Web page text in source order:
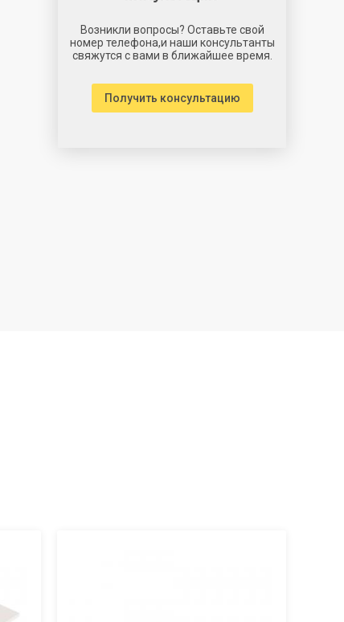
Возникли вопросы? Оставьте свой
номер телефона,и наши консультанты
свяжутся с вами в ближайшее время.
Получить консультацию